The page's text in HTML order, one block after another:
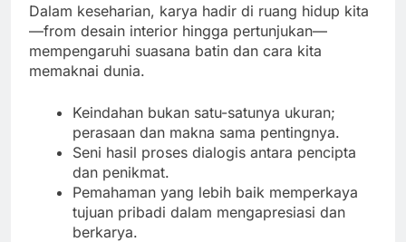
Dalam keseharian, karya hadir di ruang hidup kita
—from desain interior hingga pertunjukan—
mempengaruhi suasana batin dan cara kita
memaknai dunia.
Keindahan bukan satu-satunya ukuran;
perasaan dan makna sama pentingnya.
Seni hasil proses dialogis antara pencipta
dan penikmat.
Pemahaman yang lebih baik memperkaya
tujuan pribadi dalam mengapresiasi dan
berkarya.